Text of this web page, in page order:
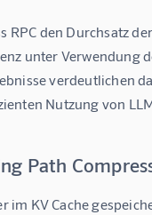
RPC den Durchsatz
unter Verwendung
verdeutlichen
Nutzung von
Path
im KV Cache